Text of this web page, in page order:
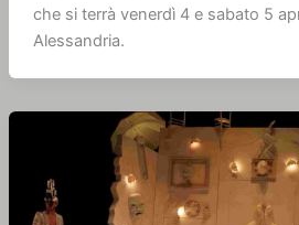
che si terrà venerdì 4 e sabato 5
Alessandria.